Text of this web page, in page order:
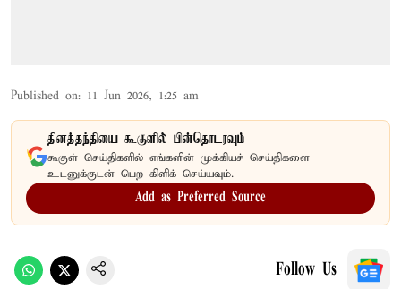
Published on: 11 Jun 2026, 1:25 am
தினத்தந்தியை கூகுளில் பின்தொடரவும்
கூகுள் செய்திகளில் எங்களின் முக்கியச் செய்திகளை
உடனுக்குடன் பெற கிளிக் செய்யவும்.
Add as Preferred Source
Follow Us